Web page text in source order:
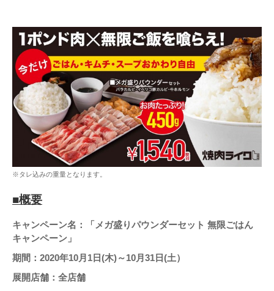
※タレ込みの重量となります。
■概要
キャンペーン名：「メガ盛りパウンダーセット 無限ごはん
キャンペーン」
期間：2020年10月1日(木)～10月31日(土）
展開店舗：全店舗